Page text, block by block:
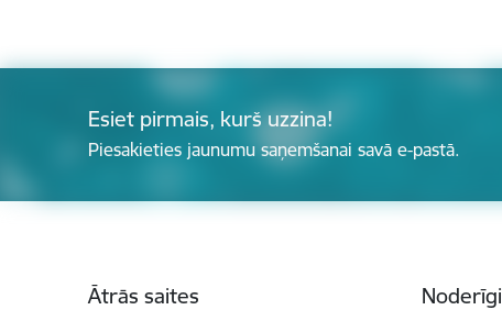
Esiet pirmais, kurš uzzina!
Piesakieties jaunumu saņemšanai savā e-pastā.
Ātrās saites Noderīgi